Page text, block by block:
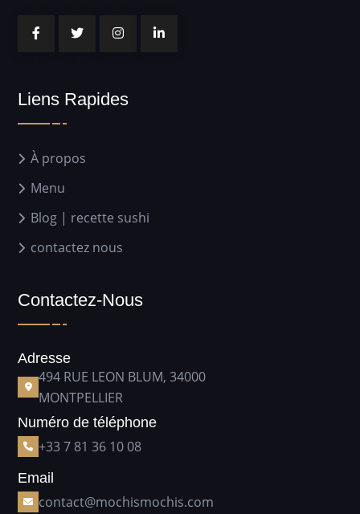
Liens Rapides
À propos
Menu
Blog | recette sushi
contactez nous
Contactez-Nous
Adresse
494 RUE LEON BLUM, 34000
MONTPELLIER
Numéro de téléphone
+33 7 81 36 10 08
Email
contact@mochismochis.com